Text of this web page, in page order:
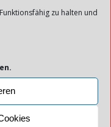
zu halten und